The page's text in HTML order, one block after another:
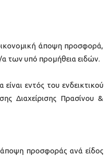
άποψη προσφορά,
α των υπό προμήθεια ειδών.
εντός του ενδεικτικού
Διαχείρισης Πρασίνου &
προσφοράς ανά είδος